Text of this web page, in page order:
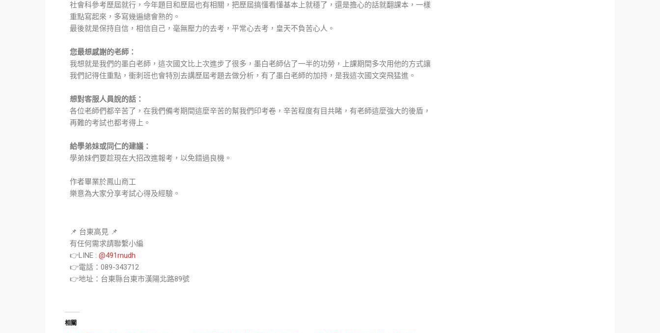
社會科參考歷屆就行，今年題目和歷屆也有相關，把歷屆搞懂看懂基本上就穩了，還是擔心的話就翻課本，一樣
重點寫起來，多寫幾遍總會熟的。
最後就是保持自信，相信自己，毫無壓力的去考，平常心去考，皇天不負苦心人。
您最想感謝的老師：
我想就是我們的墨白老師，這次國文比上次進步了很多，墨白老師佔了一半的功勞，上課期間多次用他的方式讓
我們記得住重點，衝刺班也會特別去講歷屆考題去做分析，有了墨白老師的加持，是我這次國文突飛猛進。
想對客服人員說的話：
各位老師們都辛苦了，在我們備考期間這麼辛苦的幫我們印考卷，辛苦程度有目共睹，有老師這麼強大的後盾，
再難的考試也都考得上。
給學弟妹或同仁的建議：
學弟妹們要趁現在大招改進報考，以免錯過良機。
作者畢業於鳳山商工​​
樂意為大家分享考試心得及經驗。
📌 台東高見 📌
有任何需求請聯繫小編
👉LINE : @491rnudh
👉電話：089-343712
👉地址：台東縣台東市漢陽北路89號
相關